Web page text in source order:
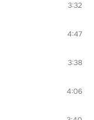
3:32
4:47
3:38
4:06